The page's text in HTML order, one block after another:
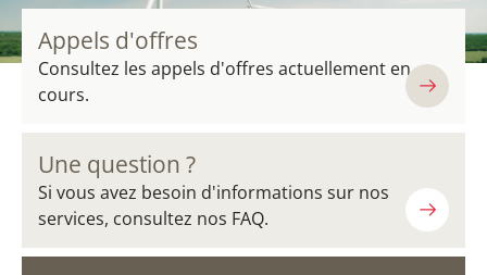
Appels d'offres
Consultez les appels d'offres actuellement en
cours.
Une question ?
Si vous avez besoin d'informations sur nos
services, consultez nos FAQ.